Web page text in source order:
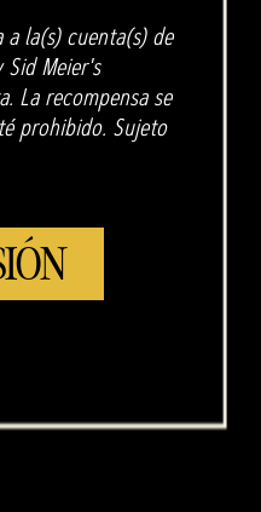
la(s) cuenta(s) de
Meier's
La recompensa se
prohibido. Sujeto